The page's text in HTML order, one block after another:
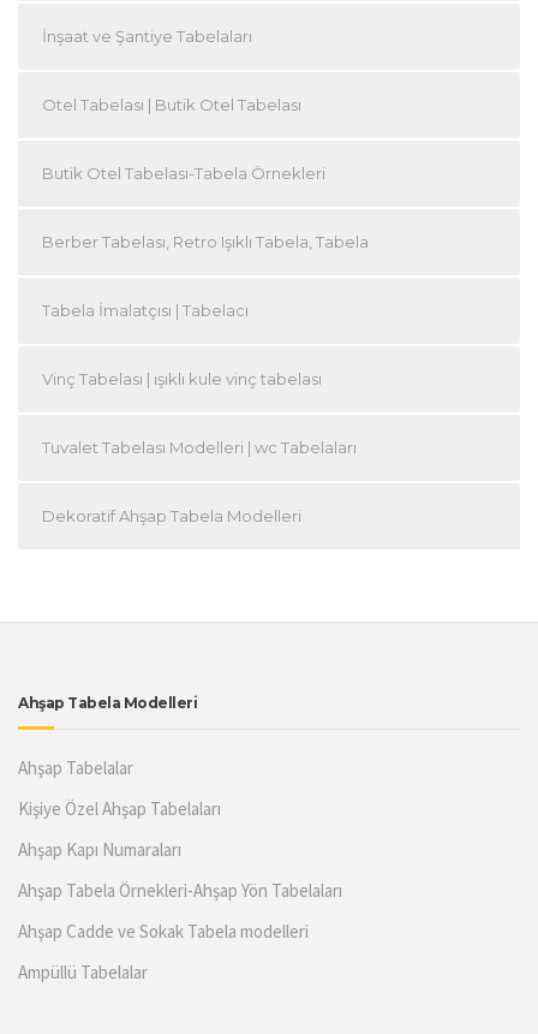
İnşaat ve Şantiye Tabelaları
Otel Tabelası | Butik Otel Tabelası
Butik Otel Tabelası-Tabela Örnekleri
Berber Tabelası, Retro Işıklı Tabela, Tabela
Tabela İmalatçısı | Tabelacı
Vinç Tabelası | ışıklı kule vinç tabelası
Tuvalet Tabelası Modelleri | wc Tabelaları
Dekoratif Ahşap Tabela Modelleri
Ahşap Tabela Modelleri
Ahşap Tabelalar
Kişiye Özel Ahşap Tabelaları
Ahşap Kapı Numaraları
Ahşap Tabela Örnekleri-Ahşap Yön Tabelaları
Ahşap Cadde ve Sokak Tabela modelleri
Ampüllü Tabelalar